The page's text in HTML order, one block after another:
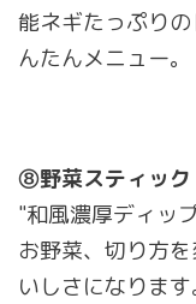
能ネギたっぷり
んたんメニュー。
⑧野菜スティック
"和風濃厚ディッ
お野菜、切り方
いしさになります